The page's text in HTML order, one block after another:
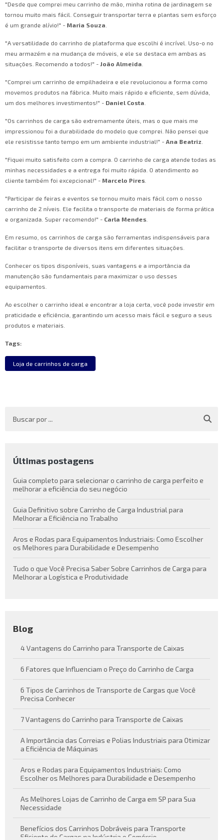
"Desde que comprei meu carrinho de mão, minha rotina de jardinagem se
tornou muito mais fácil. Conseguir transportar terra e plantas sem esforço
é um grande alívio!" - Maria Souza
"A versatilidade do carrinho de plataforma que escolhi é incrível. Uso-o no
meu armazém e na mudança de móveis, e ele se destaca em ambas as
situações. Recomendo a todos!" - João Almeida
"Comprei um carrinho de empilhadeira e ele revolucionou a forma como
movemos produtos na fábrica. Muito mais rápido e eficiente, sem dúvida,
um dos melhores investimentos!" - Daniel Costa
"Os carrinhos de carga são extremamente úteis, mas o que mais me
impressionou foi a durabilidade do modelo que comprei. Não pensei que
ele resistisse tanto tempo em um ambiente industrial!" - Ana Beatriz
"Fiquei muito satisfeito com a compra. O carrinho de carga atende todas as
minhas necessidades e a entrega foi muito rápida. O atendimento ao
cliente também foi excepcional!" - Marcelo Pires
"Participar de feiras e eventos se tornou muito mais fácil com o nosso
carrinho de 2 níveis. Ele facilita o transporte de materiais de forma prática
e organizada. Super recomendo!" - Carla Mendes
Em resumo, os carrinhos de carga são ferramentas indispensáveis para
facilitar o transporte de diversos itens em diferentes situações.
Conhecer os tipos disponíveis, suas vantagens e a importância da
manutenção são fundamentais para maximizar o uso desses
equipamentos.
Ao escolher o carrinho ideal e encontrar a loja certa, você pode investir em
praticidade e eficiência, garantindo um acesso mais fácil e seguro a seus
produtos e materiais.
Tags:
Loja de carrinhos de carga
Últimas postagens
Guia completo para selecionar o carrinho de carga perfeito e
melhorar a eficiência do seu negócio
Guia Definitivo sobre Carrinho de Carga Industrial para
Melhorar a Eficiência no Trabalho
Aros e Rodas para Equipamentos Industriais: Como Escolher
os Melhores para Durabilidade e Desempenho
Tudo o que Você Precisa Saber Sobre Carrinhos de Carga para
Melhorar a Logística e Produtividade
Blog
4 Vantagens do Carrinho para Transporte de Caixas
6 Fatores que Influenciam o Preço do Carrinho de Carga
6 Tipos de Carrinhos de Transporte de Cargas que Você
Precisa Conhecer
7 Vantagens do Carrinho para Transporte de Caixas
A Importância das Correias e Polias Industriais para Otimizar
a Eficiência de Máquinas
Aros e Rodas para Equipamentos Industriais: Como
Escolher os Melhores para Durabilidade e Desempenho
As Melhores Lojas de Carrinho de Carga em SP para Sua
Necessidade
Benefícios dos Carrinhos Dobráveis para Transporte
Eficiente de Cargas na Indústria e Comércio